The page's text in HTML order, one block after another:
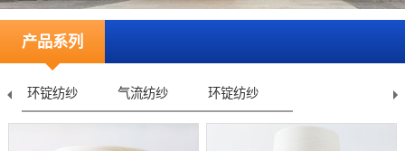
产品系列
环锭纺纱 气流纺纱 环锭纺纱